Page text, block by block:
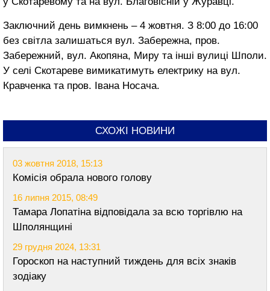
Заключний день вимкнень – 4 жовтня. З 8:00 до 16:00
без світла залишаться вул. Забережна, пров.
Забережний, вул. Акопяна, Миру та інші вулиці Шполи.
У селі Скотареве вимикатимуть електрику на вул.
Кравченка та пров. Івана Носача.
СХОЖІ НОВИНИ
03 жовтня 2018, 15:13
Комісія обрала нового голову
16 липня 2015, 08:49
Тамара Лопатіна відповідала за всю торгівлю на
Шполянщині
29 грудня 2024, 13:31
Гороскоп на наступний тиждень для всіх знаків
зодіаку